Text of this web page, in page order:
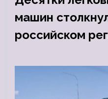
машин
российском